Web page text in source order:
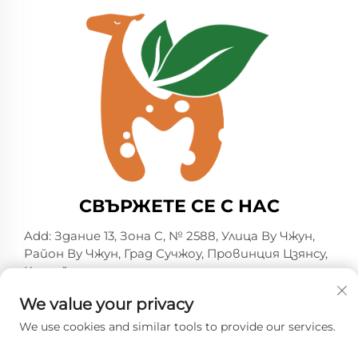
СВЪРЖЕТЕ СЕ С НАС
Add: Здание 13, Зона C, № 2588, Улица Ву Чжун,
Район Ву Чжун, Град Сучжоу, Провинция Цзянсу,
Китай
Тел.:
+86-13606218836
Имейл:
[email protected]
We value your privacy
We use cookies and similar tools to provide our services.